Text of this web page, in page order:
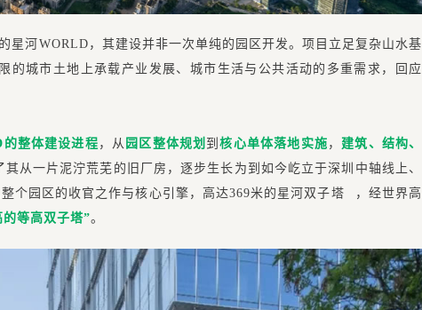
星河WORLD，其建设并非一次单纯的园区开发。项目立足复杂山水基
的城市土地上承载产业发展、城市生活与公共活动的多重需求，回应
整体建设进程 ，从 园区整体规划 到核心单体落地实施 ， 建筑、结构、
其从一片泥泞荒芜的旧厂房，逐步生长为到如今屹立于深圳中轴线上、
个园区的收官之作与核心引擎，高达369米的 星河双子塔
，经世界高
等高双子塔”。